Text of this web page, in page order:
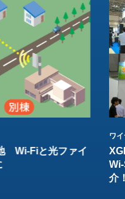
Wi-Fiと光ファイ
ワ
介